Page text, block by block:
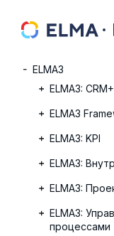
ELMA3
ELMA3: CRM+
ELMA3
ELMA3: KPI
ELMA3:
ELMA3:
ELMA3:
процессами